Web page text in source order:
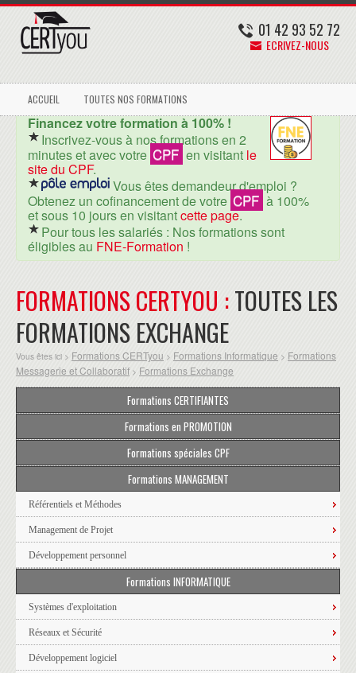
01 42 93 52 72
ECRIVEZ-NOUS
ACCUEIL TOUTES NOS FORMATIONS
Financez votre formation à 100% !
Inscrivez-vous à nos formations en 2
minutes et avec votre CPF en visitant le
site du CPF.
Vous êtes demandeur d'emploi ?
Obtenez un cofinancement de votre CPF à 100%
et sous 10 jours en visitantcette page.
Pour tous les salariés : Nos formations sont
éligibles au FNE-Formation !
FORMATIONS CERTYOU :TOUTES LES
FORMATIONS EXCHANGE
Vous êtes ici > Formations CERTyou > Formations Informatique > Formations
Messagerie et Collaboratif > Formations Exchange
Formations CERTIFIANTES
Formations en PROMOTION
Formations spéciales CPF
Formations MANAGEMENT
Référentiels et Méthodes
Management de Projet
Développement personnel
Formations INFORMATIQUE
Systèmes d'exploitation
Réseaux et Sécurité
Développement logiciel